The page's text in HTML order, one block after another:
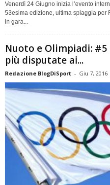
Venerdì 24 Giugno inizia l’evento
53esima edizione, ultima spiaggia per
in gara...
Nuoto e Olimpiadi: #5
più disputate ai...
Redazione BlogDiSport - Giu 7, 2016